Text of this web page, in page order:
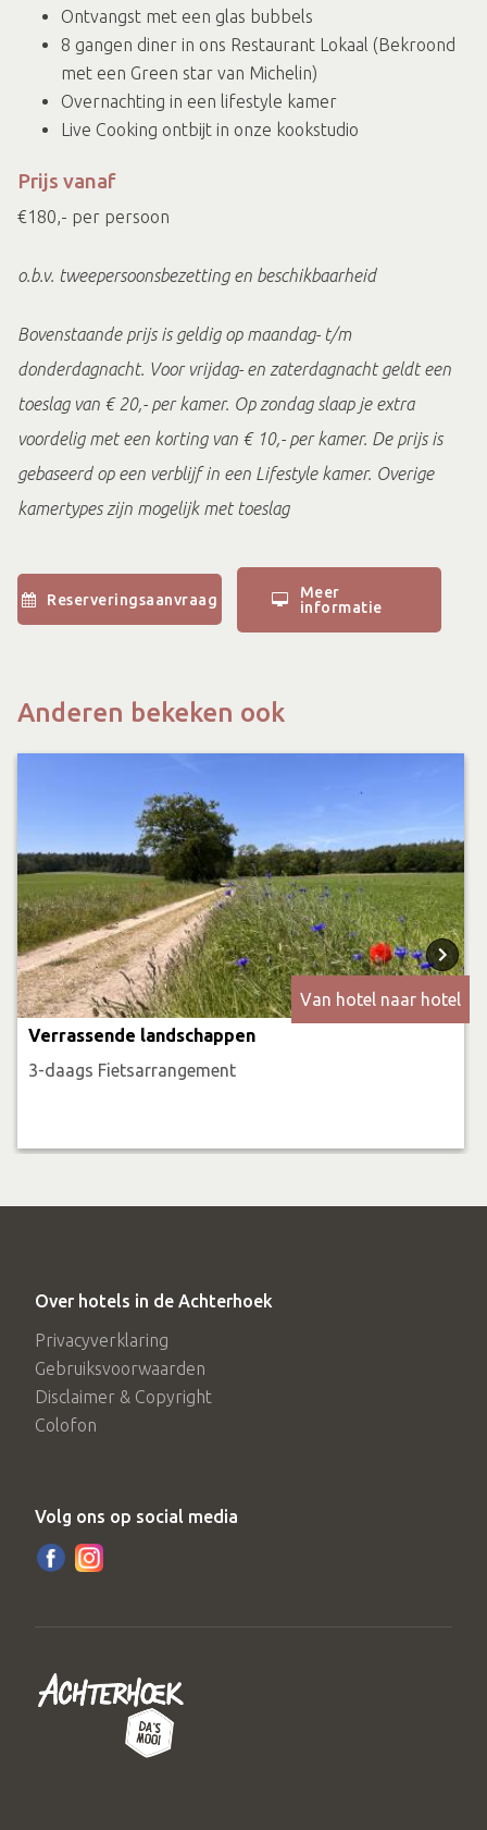
Ontvangst met een glas bubbels
8 gangen diner in ons Restaurant Lokaal (Bekroond
met een Green star van Michelin)
Overnachting in een lifestyle kamer
Live Cooking ontbijt in onze kookstudio
Prijs vanaf
€180,- per persoon
o.b.v. tweepersoonsbezetting en beschikbaarheid
Bovenstaande prijs is geldig op maandag- t/m
donderdagnacht. Voor vrijdag- en zaterdagnacht geldt een
toeslag van € 20,- per kamer. Op zondag slaap je extra
voordelig met een korting van € 10,- per kamer. De prijs is
gebaseerd op een verblijf in een Lifestyle kamer. Overige
kamertypes zijn mogelijk met toeslag
Reserveringsaanvraag
Meer
informatie
Anderen bekeken ook
Van hotel naar hotel
Verrassende landschappen
3-daags Fietsarrangement
Over hotels in de Achterhoek
Privacyverklaring
Gebruiksvoorwaarden
Disclaimer & Copyright
Colofon
Volg ons op social media